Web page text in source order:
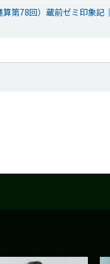
第78回）蔵前ゼミ印象記│